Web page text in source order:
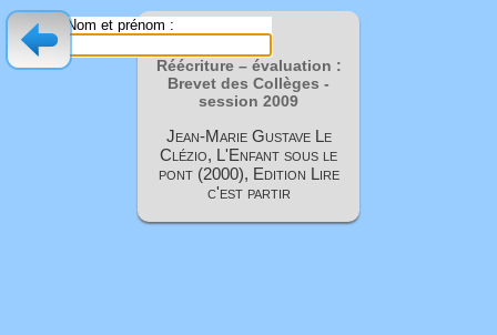
Nom et prénom :
Réécriture – évaluation :
Brevet des Collèges -
session 2009
Jean-Marie Gustave Le
Clézio, L'Enfant sous le
pont (2000), Edition Lire
c'est partir